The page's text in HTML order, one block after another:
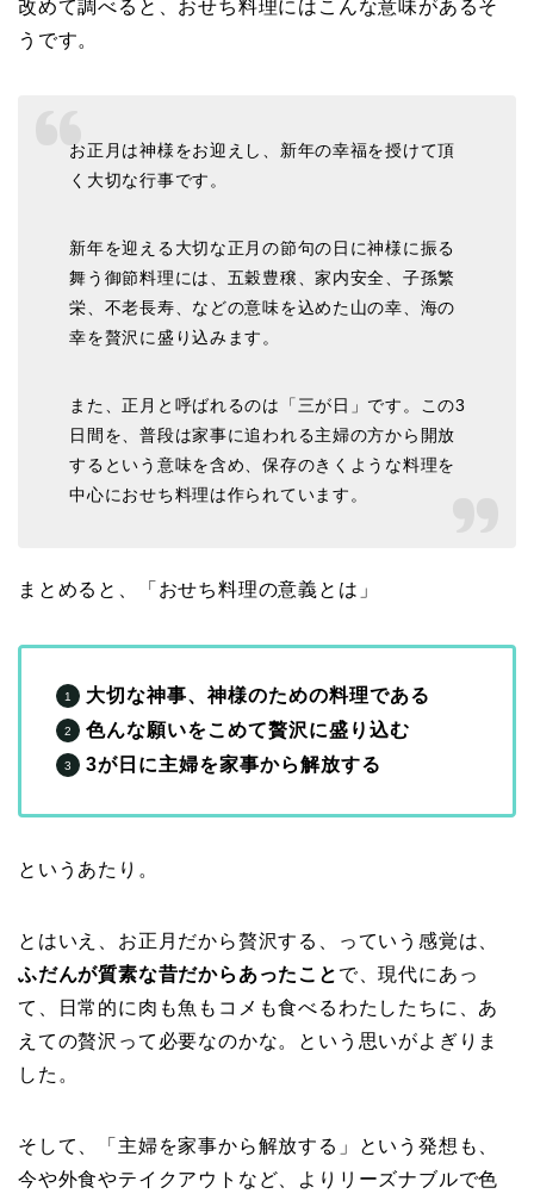
改めて調べると、おせち料理にはこんな意味があるそ
うです。
お正月は神様をお迎えし、新年の幸福を授けて頂
く大切な行事です。
新年を迎える大切な正月の節句の日に神様に振る
舞う御節料理には、五穀豊穣、家内安全、子孫繁
栄、不老長寿、などの意味を込めた山の幸、海の
幸を贅沢に盛り込みます。
また、正月と呼ばれるのは「三が日」です。この3
日間を、普段は家事に追われる主婦の方から開放
するという意味を含め、保存のきくような料理を
中心におせち料理は作られています。
まとめると、「おせち料理の意義とは」
大切な神事、神様のための料理である
色んな願いをこめて贅沢に盛り込む
3が日に主婦を家事から解放する
というあたり。
とはいえ、お正月だから贅沢する、っていう感覚は、
ふだんが質素な昔だからあったこと で、現代にあっ
て、日常的に肉も魚もコメも食べるわたしたちに、あ
えての贅沢って必要なのかな。という思いがよぎりま
した。
そして、「主婦を家事から解放する」という発想も、
今や外食やテイクアウトなど、よりリーズナブルで色